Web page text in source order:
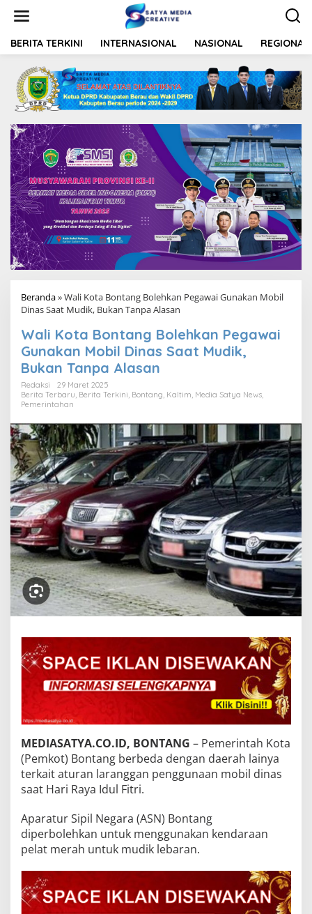
t
BERITA TERKINI INTERNASIONAL NASIONAL REGIONAL
Beranda»Wali Kota Bontang Bolehkan Pegawai Gunakan Mobil
Dinas Saat Mudik, Bukan Tanpa Alasan
Wali Kota Bontang Bolehkan Pegawai
Gunakan Mobil Dinas Saat Mudik,
Bukan Tanpa Alasan
Redaksi
29 Maret 2025
Berita Terbaru Berita Terkini Bontang Kaltim Media Satya News
Pemerintahan
MEDIASATYA.CO.ID, BONTANG – Pemerintah Kota
(Pemkot) Bontang berbeda dengan daerah lainya
terkait aturan laranggan penggunaan mobil dinas
saat Hari Raya Idul Fitri.
Aparatur Sipil Negara (ASN) Bontang
diperbolehkan untuk menggunakan kendaraan
pelat merah untuk mudik lebaran.